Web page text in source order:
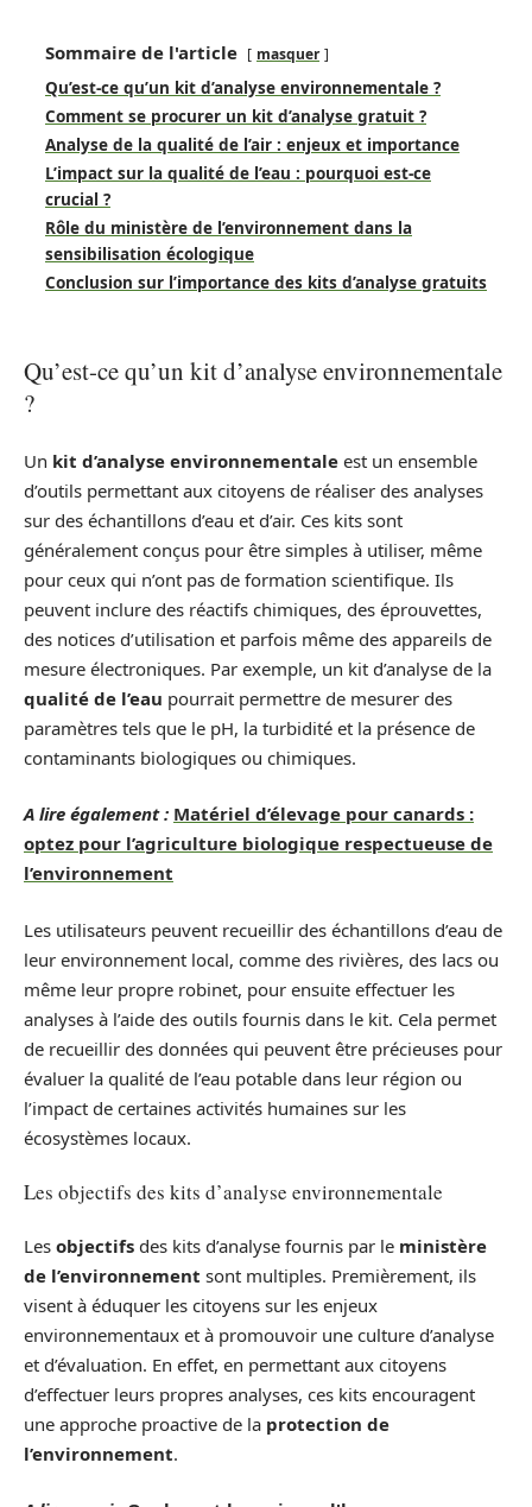
Sommaire de l'article masquer
Qu’est-ce qu’un kit d’analyse environnementale ?
Comment se procurer un kit d’analyse gratuit ?
Analyse de la qualité de l’air : enjeux et importance
L’impact sur la qualité de l’eau : pourquoi est-ce
crucial ?
Rôle du ministère de l’environnement dans la
sensibilisation écologique
Conclusion sur l’importance des kits d’analyse gratuits
Qu’est-ce qu’un kit d’analyse environnementale
?
Un kit d’analyse environnementale est un ensemble
d’outils permettant aux citoyens de réaliser des analyses
sur des échantillons d’eau et d’air. Ces kits sont
généralement conçus pour être simples à utiliser, même
pour ceux qui n’ont pas de formation scientifique. Ils
peuvent inclure des réactifs chimiques, des éprouvettes,
des notices d’utilisation et parfois même des appareils de
mesure électroniques. Par exemple, un kit d’analyse de la
qualité de l’eau pourrait permettre de mesurer des
paramètres tels que le pH, la turbidité et la présence de
contaminants biologiques ou chimiques.
A lire également : Matériel d’élevage pour canards :
optez pour l’agriculture biologique respectueuse de
l’environnement
Les utilisateurs peuvent recueillir des échantillons d’eau de
leur environnement local, comme des rivières, des lacs ou
même leur propre robinet, pour ensuite effectuer les
analyses à l’aide des outils fournis dans le kit. Cela permet
de recueillir des données qui peuvent être précieuses pour
évaluer la qualité de l’eau potable dans leur région ou
l’impact de certaines activités humaines sur les
écosystèmes locaux.
Les objectifs des kits d’analyse environnementale
Les objectifs des kits d’analyse fournis par le ministère
de l’environnement sont multiples. Premièrement, ils
visent à éduquer les citoyens sur les enjeux
environnementaux et à promouvoir une culture d’analyse
et d’évaluation. En effet, en permettant aux citoyens
d’effectuer leurs propres analyses, ces kits encouragent
une approche proactive de la protection de
l’environnement.